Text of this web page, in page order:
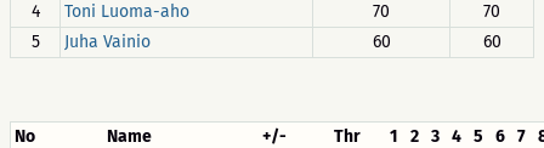
4
Toni Luoma-aho 70
70
5
Juha Vainio 60 60
No Name +/- Thr 1 2 3 4 5 6 7